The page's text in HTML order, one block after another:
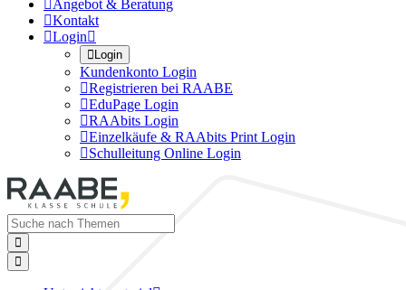
Angebot & Beratung
Kontakt
Login
Login
Kundenkonto Login
Registrieren bei RAABE
EduPage Login
RAAbits Login
Einzelkäufe & RAAbits Print Login
Schulleitung Online Login

